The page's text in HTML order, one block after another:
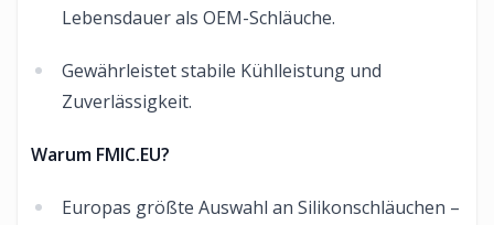
Lebensdauer als OEM-Schläuche.
Gewährleistet stabile Kühlleistung und
Zuverlässigkeit.
Warum FMIC.EU?
Europas größte Auswahl an Silikonschläuchen –